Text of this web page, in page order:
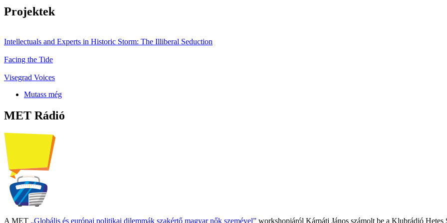
Projektek
Intellectuals and Experts in Historic Storm: The Illiberal Seduction
Facing the Tide
Visegrad Voices
Mutass még
MET Rádió
A MET „Globális és európai politikai dilemmák szakértő magyar nők szemével” workshopjáról Kárpáti János számolt be a Klubrádió